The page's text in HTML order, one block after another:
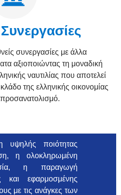
Συνεργασίες
συνεργασίες με άλλα
αξιοποιώντας τη μοναδική
ναυτιλίας που αποτελεί
της ελληνικής οικονομίας
προσανατολισμό.
υψηλής ποιότητας
η ολοκληρωμένη
η παραγωγή
και εφαρμοσμένης
με τις ανάγκες των